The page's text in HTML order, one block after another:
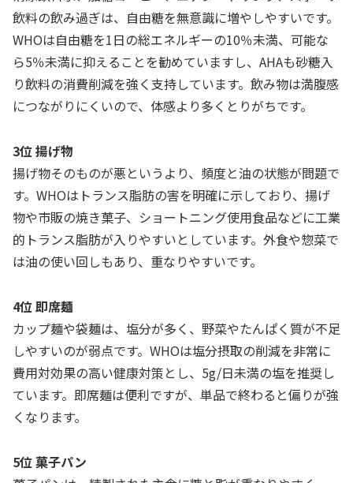
飲料の飲み過ぎは、自由糖を無意識に増やしやすいです。
WHOは自由糖を1日の総エネルギーの10％未満、可能な
ら5％未満に抑えることを勧めていますし、AHAも砂糖入
り飲料の消費削減を強く支持しています。飲み物は満腹感
につながりにくいので、体感より多くとりがちです。
3位 揚げ物
揚げ物そのものが悪というより、頻度と油の状態が問題で
す。WHOはトランス脂肪の害を明確に示しており、揚げ
物や市販の焼き菓子、ショートニング使用食品などに工業
的トランス脂肪が入りやすいとしています。外食や惣菜で
は油の使い回しもあり、重なりやすいです。
4位 即席麺
カップ麺や袋麺は、塩分が多く、野菜やたんぱく質が不足
しやすいのが弱点です。WHOは塩分摂取の削減を非常に
費用対効果の高い健康対策とし、5g/日未満の塩を推奨し
ています。即席麺は便利ですが、単品で終わると偏りが強
くなります。
5位 菓子パン